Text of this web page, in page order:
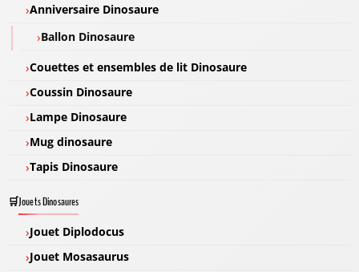
Anniversaire Dinosaure
Ballon Dinosaure
Couettes et ensembles de lit Dinosaure
Coussin Dinosaure
Lampe Dinosaure
Mug dinosaure
Tapis Dinosaure
Jouets Dinosaures
Jouet Diplodocus
Jouet Mosasaurus